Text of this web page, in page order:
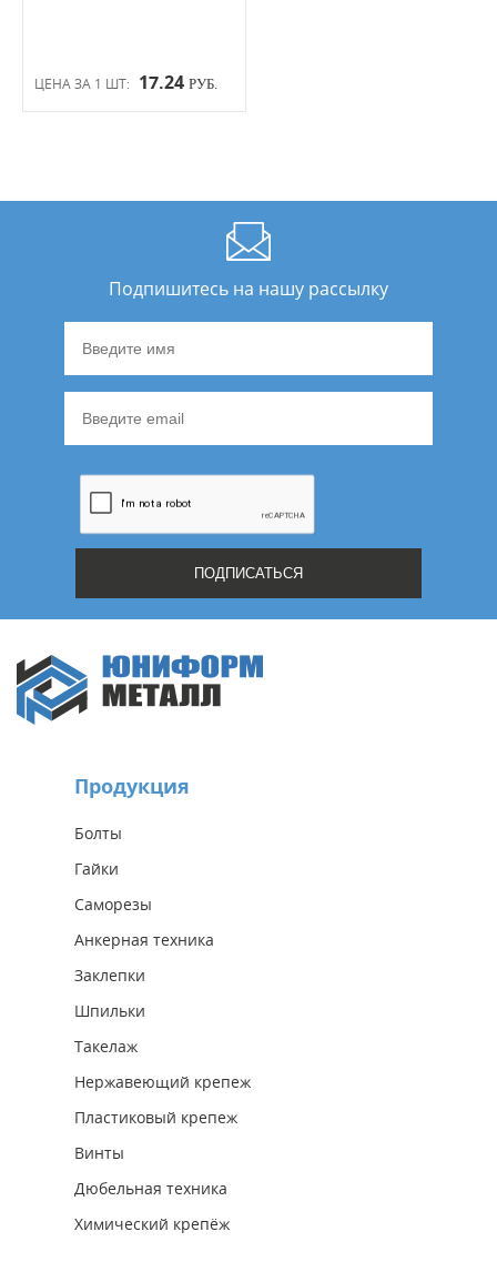
ЦЕНА ЗА 1 ШТ: 17.24 РУБ.
Подпишитесь на нашу рассылку
Продукция
Болты
Гайки
Саморезы
Анкерная техника
Заклепки
Шпильки
Такелаж
Нержавеющий крепеж
Пластиковый крепеж
Винты
Дюбельная техника
Химический крепёж